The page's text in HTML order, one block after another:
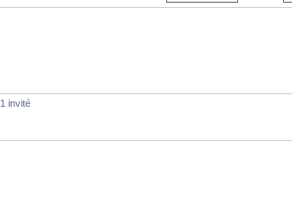
invité